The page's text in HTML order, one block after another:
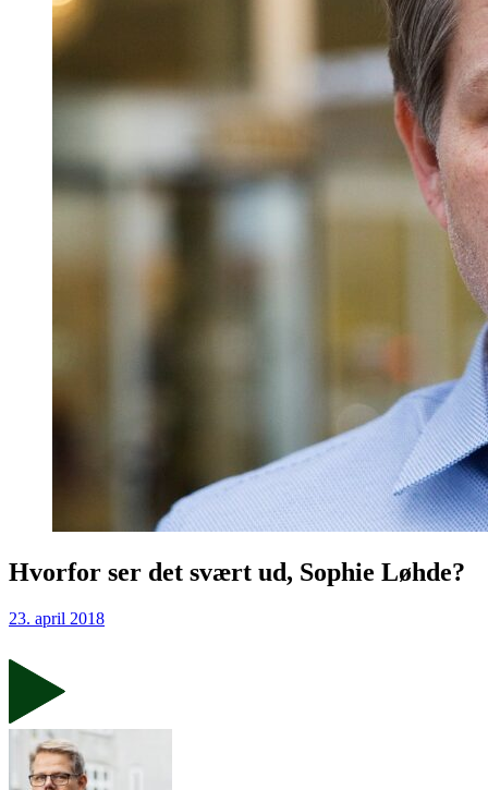
Hvorfor ser det svært ud, Sophie Løhde?
23. april 2018